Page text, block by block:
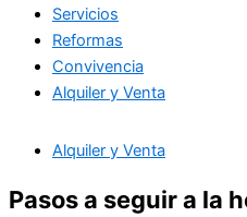
Servicios
Reformas
Convivencia
Alquiler y Venta
Alquiler y Venta
Pasos a seguir a la